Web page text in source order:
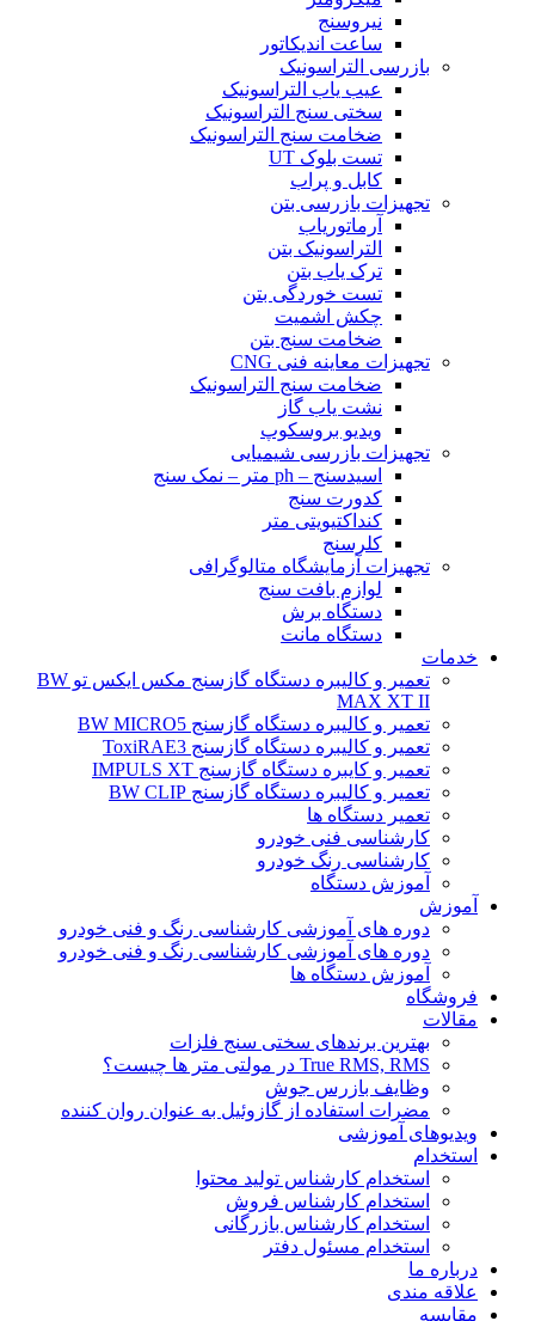
نیروسنج
ساعت اندیکاتور
بازرسی التراسونیک
عیب یاب التراسونیک
سختی سنج التراسونیک
ضخامت سنج التراسونیک
تست بلوک UT
کابل و پراب
تجهیزات بازرسی بتن
آرماتوریاب
التراسونیک بتن
ترک یاب بتن
تست خوردگی بتن
چکش اشمیت
ضخامت سنج بتن
تجهیزات معاینه فنی CNG
ضخامت سنج التراسونیک
نشت یاب گاز
ویدیو بروسکوپ
تجهیزات بازرسی شیمیایی
اسیدسنج – ph متر – نمک سنج
کدورت سنج
کنداکتیویتی متر
کلرسنج
تجهیزات آزمایشگاه متالوگرافی
لوازم بافت سنج
دستگاه برش
دستگاه مانت
خدمات
تعمیر و کالیبره دستگاه گازسنج مکس ایکس تو BW
MAX XT II
تعمیر و کالیبره دستگاه گازسنج BW MICRO5
تعمیر و کالیبره دستگاه گازسنج ToxiRAE3
تعمیر و کایبره دستگاه گازسنج IMPULS XT
تعمیر و کالیبره دستگاه گازسنج BW CLIP
تعمیر دستگاه ها
کارشناسی فنی خودرو
کارشناسی رنگ خودرو
آموزش دستگاه
آموزش
دوره های آموزشی کارشناسی رنگ و فنی خودرو
دوره های آموزشی کارشناسی رنگ و فنی خودرو
آموزش دستگاه ها
فروشگاه
مقالات
بهترین برندهای سختی سنج فلزات
True RMS, RMS در مولتی متر ها چیست؟
وظایف بازرس جوش
مضرات استفاده از گازوئیل به عنوان روان کننده
ویدیوهای آموزشی
استخدام
استخدام کارشناس تولید محتوا
استخدام کارشناس فروش
استخدام کارشناس بازرگانی
استخدام مسئول دفتر
درباره ما
علاقه مندی
مقایسه